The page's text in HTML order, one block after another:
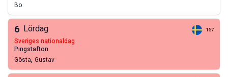
Bo
6 Lördag 157
sveriges nationaldag
pingstafton
Gösta, Gustav